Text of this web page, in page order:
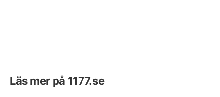
Läs mer på 1177.se